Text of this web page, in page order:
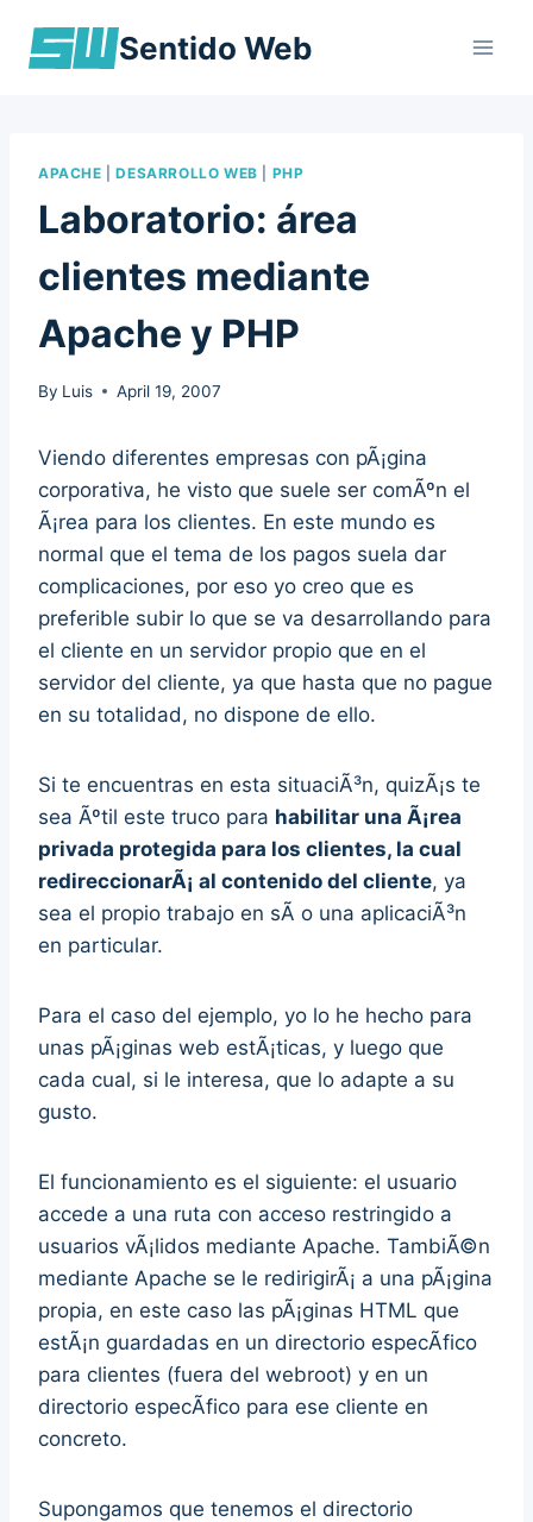
Sentido Web
APACHE |DESARROLLO WEB PHP
Laboratorio: área
clientes mediante
Apache y PHP
By Luis April 19, 2007
Viendo diferentes empresas con pÃ¡gina
corporativa, he visto que suele ser comÃºn el
Ã¡rea para los clientes. En este mundo es
normal que el tema de los pagos suela dar
complicaciones, por eso yo creo que es
preferible subir lo que se va desarrollando para
el cliente en un servidor propio que en el
servidor del cliente, ya que hasta que no pague
en su totalidad, no dispone de ello.
Si te encuentras en esta situaciÃ³n, quizÃ¡s te
sea Ãºtil este truco para habilitar una Ã¡rea
privada protegida para los clientes, la cual
redireccionarÃ¡ al contenido del cliente, ya
sea el propio trabajo en sÃ­ o una aplicaciÃ³n
en particular.
Para el caso del ejemplo, yo lo he hecho para
unas pÃ¡ginas web estÃ¡ticas, y luego que
cada cual, si le interesa, que lo adapte a su
gusto.
El funcionamiento es el siguiente: el usuario
accede a una ruta con acceso restringido a
usuarios vÃ¡lidos mediante Apache. TambiÃ©n
mediante Apache se le redirigirÃ¡ a una pÃ¡gina
propia, en este caso las pÃ¡ginas HTML que
estÃ¡n guardadas en un directorio especÃ­fico
para clientes (fuera del webroot) y en un
directorio especÃ­fico para ese cliente en
concreto.
Supongamos que tenemos el directorio